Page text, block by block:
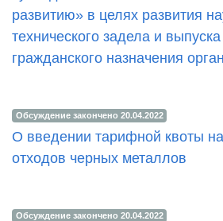
развитию» в целях развития
технического задела и
гражданского назначения
Обсуждение закончено 20.04.2022
О введении тарифной квоты
отходов черных металлов
Обсуждение закончено 20.04.2022